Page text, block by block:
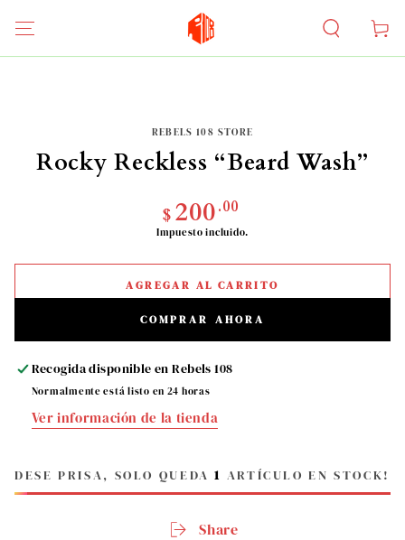
Carrito
REBELS 108 STORE
Rocky Reckless “Beard Wash”
Precio
regular
$200.00
Impuesto incluido.
AGREGAR AL CARRITO
COMPRAR AHORA
Recogida disponible enRebels 108
Normalmente está listo en 24 horas
Ver información de la tienda
DESE PRISA, SOLO QUEDA1 ARTÍCULO EN STOCK!
Share